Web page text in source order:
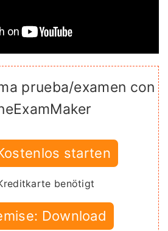
prueba/examen con
starten
benötigt
Download